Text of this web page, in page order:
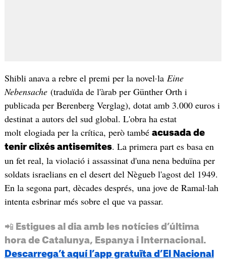
Shibli anava a rebre el premi per la novel·la Eine
Nebensache (traduïda de l'àrab per Günther Orth i
publicada per Berenberg Verglag), dotat amb 3.000 euros i
destinat a autors del sud global. L'obra ha estat
molt elogiada per la crítica, però també acusada de
tenir clixés antisemites. La primera part es basa en
un fet real, la violació i assassinat d'una nena beduïna per
soldats israelians en el desert del Nègueb l'agost del 1949.
En la segona part, dècades després, una jove de Ramal·lah
intenta esbrinar més sobre el que va passar.
📲 Estigues al dia amb les notícies d’última
hora de Catalunya, Espanya i Internacional.
Descarrega’t aquí l’app gratuïta d’El Nacional